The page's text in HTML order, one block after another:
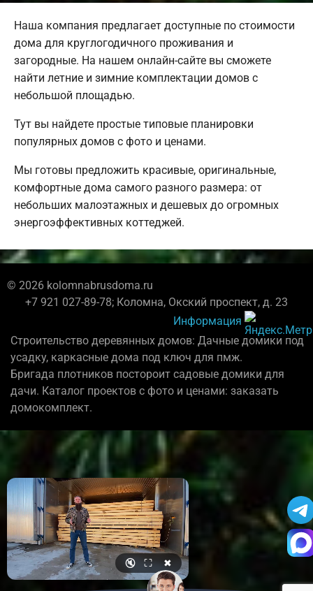
Наша компания предлагает доступные по стоимости
дома для круглогодичного проживания и
загородные. На нашем онлайн-сайте вы сможете
найти летние и зимние комплектации домов с
небольшой площадью.
Тут вы найдете простые типовые планировки
популярных домов с фото и ценами.
Мы готовы предложить красивые, оригинальные,
комфортные дома самого разного размера: от
небольших малоэтажных и дешевых до огромных
энергоэффективных коттеджей.
© 2026 kolomnabrusdoma.ru
+7 921 027-89-78; Коломна, Окский проспект, д. 23
Информация
Строительство деревянных домов: Дачные домики под
усадку, каркасные дома под ключ для пмж.
Бригада плотников постороит садовые домики для
дачи. Каталог проектов с фото и ценами: заказать
домокомплект.
🔇 ⛶ ✖